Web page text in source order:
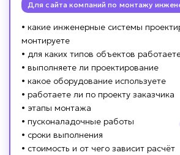
Для сайта компаний по монтажу
• какие инженерные системы
монтируете
• для каких типов объектов
• выполняете ли проектирование
• какое оборудование используете
• работаете ли по проекту заказчика
• этапы монтажа
• пусконаладочные работы
• сроки выполнения
• стоимость и от чего зависит расчёт